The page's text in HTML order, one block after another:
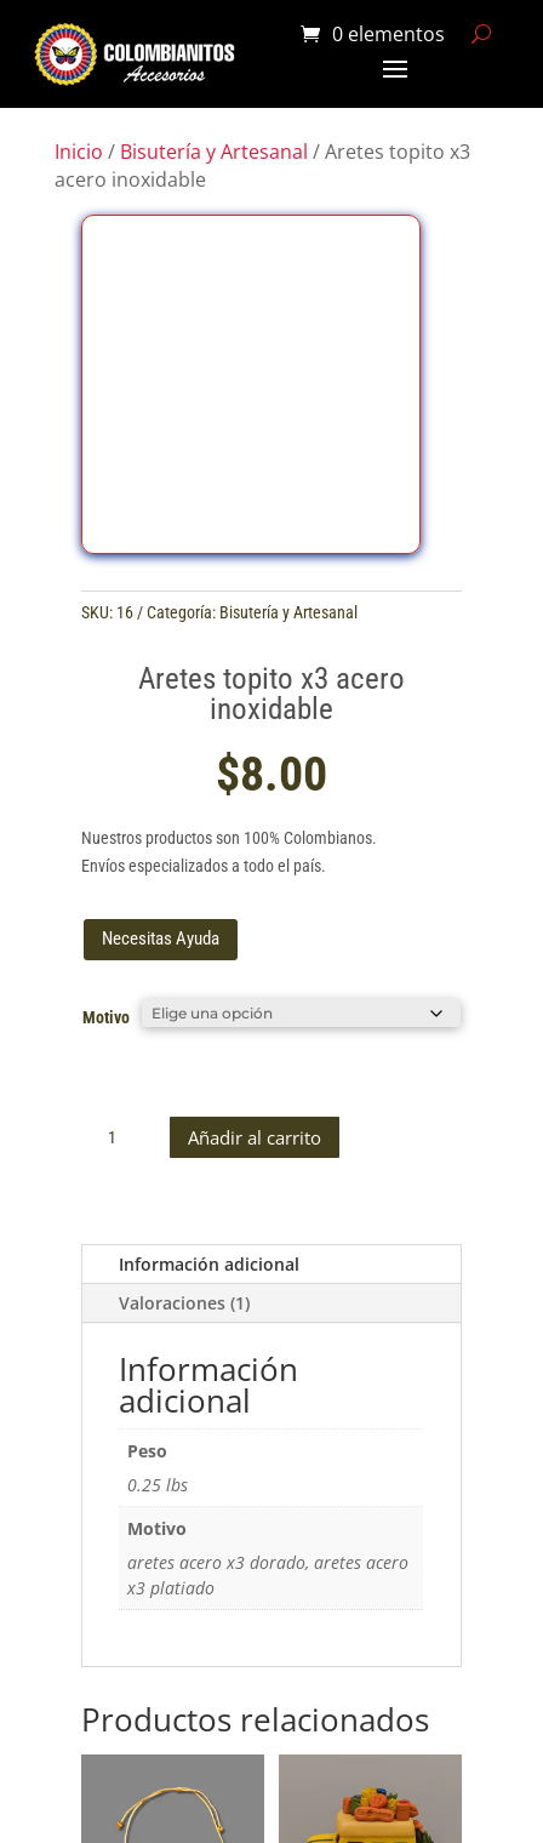
0 elementos
Inicio / Bisutería y Artesanal / Aretes topito x3
acero inoxidable
SKU: 16 Categoría: Bisutería y Artesanal
Aretes topito x3 acero
inoxidable
$8.00
Nuestros productos son 100% Colombianos.
Envíos especializados a todo el país.
Necesitas Ayuda
Motivo
topito
cantidad
Añadir al carrito
Información adicional
Valoraciones (1)
Información
adicional
Peso
0.25 lbs
Motivo
aretes acero x3 dorado, aretes acero
x3 platiado
Productos relacionados